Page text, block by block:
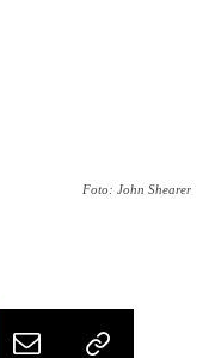
Foto: John Shearer